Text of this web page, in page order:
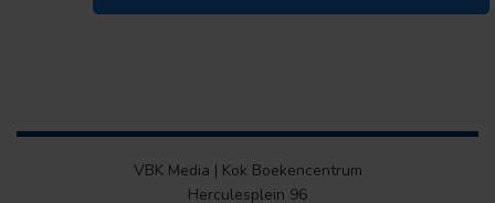
VBK Media | Kok Boekencentrum
Herculesplein 96